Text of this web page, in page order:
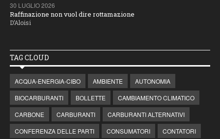
30 LUGLIO 2026
Raffinazione non vuol dire rottamazione
D’Aloisi
TAG CLOUD
ACQUA-ENERGIA-CIBO AMBIENTE
AUTONOMIA
BIOCARBURANTI
BOLLETTE
CAMBIAMENTO CLIMATICO
CARBONE
CARBURANTI
CARBURANTI ALTERNATIVI
CONFERENZA DELLE PARTI
CONSUMATORI CONTATORI